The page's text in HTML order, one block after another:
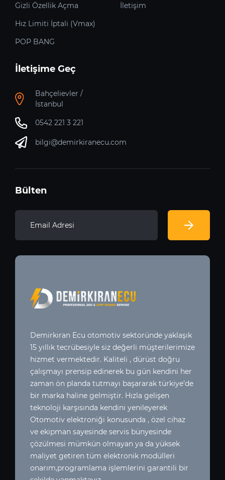
Gizli Özellik Açma
Hız Limiti İptali (Vmax)
POP BANG
İletişim
İletişime Geç
Bahçelievler /
İstanbul
0542 221 3 221
bilgi@demirkiranecu.com
Bülten
Demirkıran Ecu otomotiv sektoründe yaklaşık
15 yıllık tecrübesiyle siz değerli müşterilerimize
hizmet vermektedir. Kaliteli , dürüst doğru
çalışmayı prensip edinerek bu gün kendini her
zaman ön planda tutmayı başararak türkiye’de
bir marka haline gelmiştir. Hızla gelişen
teknoloji karşısında kendini yenileyerek
Otomotiv elektroniği konusunda , özel cihaz
ve ekipman sayesinde servis bünyesinde
çözülmesi mümkün olmayan ya da yüksek
maliyet getiren tüm elektronik modülleri
onarım,programlama işlemlerini garantili bir